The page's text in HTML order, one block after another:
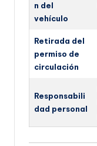
n del
vehículo
Retirada del
permiso de
circulación
Responsabili
dad personal